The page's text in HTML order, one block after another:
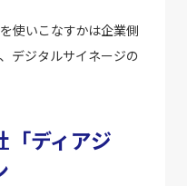
使いこなすかは企業側
デジタルサイネージの
「ディアジ